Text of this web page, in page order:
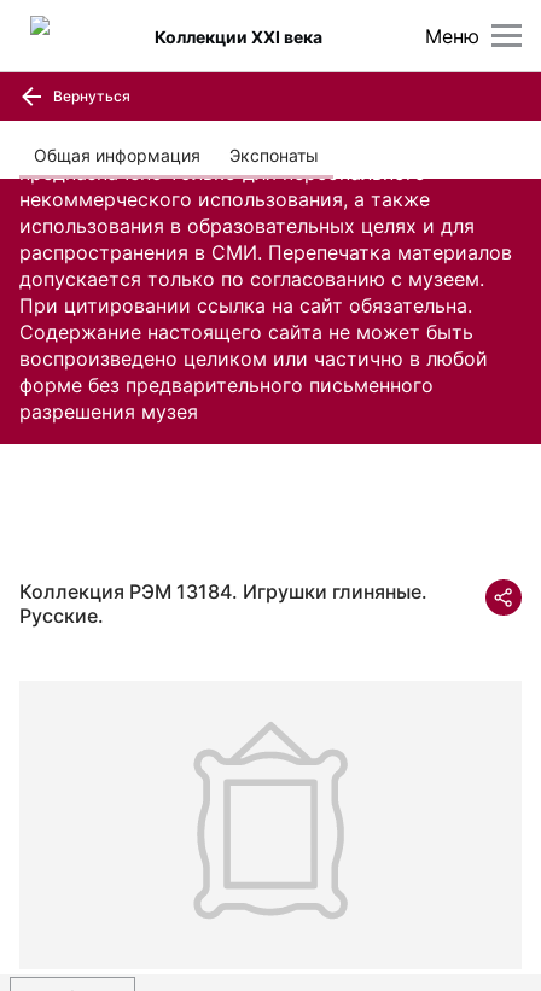
Содержание настоящего сайта, включая все
изображения и текстовую информацию,
предназначено только для персонального
некоммерческого использования, а также
использования в образовательных целях и для
распространения в СМИ. Перепечатка материалов
допускается только по согласованию с музеем.
При цитировании ссылка на сайт обязательна.
Содержание настоящего сайта не может быть
воспроизведено целиком или частично в любой
форме без предварительного письменного
разрешения музея
Меню
Коллекции XXI века
Вернуться
Общая информация Экспонаты
Коллекция РЭМ 13184. Игрушки глиняные.
Русские.